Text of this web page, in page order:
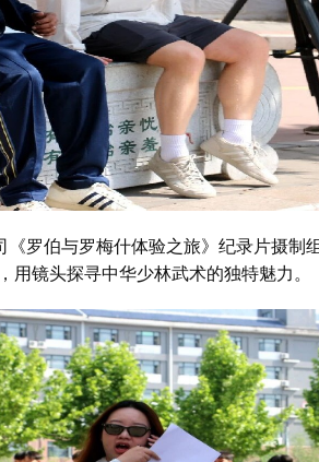
伯与罗梅什体验之旅》纪录片摄制
镜头探寻中华少林武术的独特魅力。